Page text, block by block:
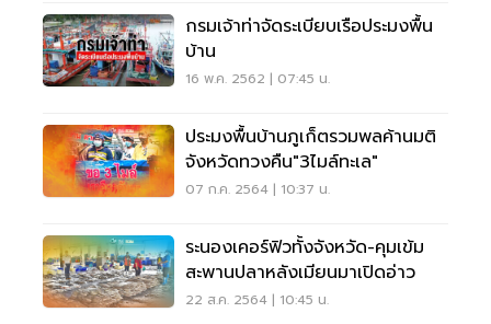
กรมเจ้าท่าจัดระเบียบเรือประมงพื้น
บ้าน
16 พ.ค. 2562 | 07:45 น.
ประมงพื้นบ้านภูเก็ตรวมพลค้านมติ
จังหวัดทวงคืน"3ไมล์ทะเล"
07 ก.ค. 2564 | 10:37 น.
ระนองเคอร์ฟิวทั้งจังหวัด-คุมเข้ม
สะพานปลาหลังเมียนมาเปิดอ่าว
22 ส.ค. 2564 | 10:45 น.